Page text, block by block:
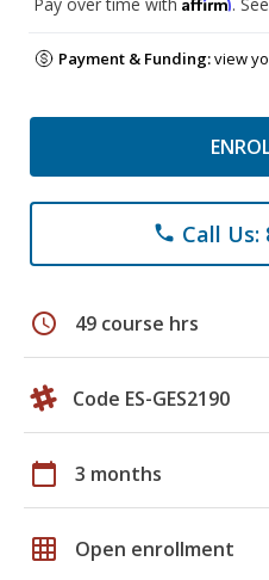
Pay over time with .
Payment & Funding:view
phone Call Us:
schedule 49 course hrs
Code ES-GES2190
calendar_today 3 months
grid_on Open enrollment